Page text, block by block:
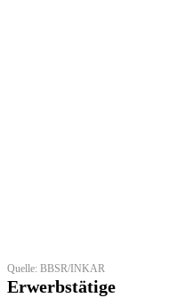
Quelle: BBSR/INKAR
Erwerbstätige